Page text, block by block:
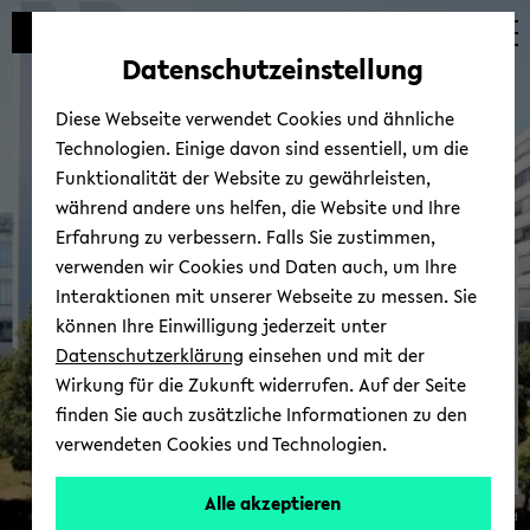
Automatische
vermeiden
zum
wechseln
zum
wechseln
zum
wechseln
inno.teach
Der
© Uni­ver­si­tät Bie­le­feld
Datenschutzeinstellung
Diese Webseite verwendet Cookies und ähnliche
Technologien. Einige davon sind essentiell, um die
Funktionalität der Website zu gewährleisten,
während andere uns helfen, die Website und Ihre
Erfahrung zu verbessern. Falls Sie zustimmen,
verwenden wir Cookies und Daten auch, um Ihre
Interaktionen mit unserer Webseite zu messen. Sie
können Ihre Einwilligung jederzeit unter
Datenschutzerklärung einsehen und mit der
Wirkung für die Zukunft widerrufen. Auf der Seite
finden Sie auch zusätzliche Informationen zu den
verwendeten Cookies und Technologien.
Alle akzeptieren